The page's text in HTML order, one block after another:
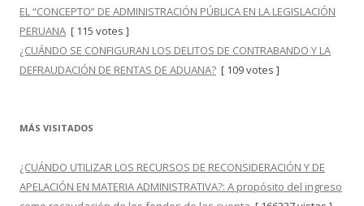
EL “CONCEPTO” DE ADMINISTRACIÓN PÚBLICA EN LA LEGISLACIÓN
PERUANA [ 115 votes ]
¿CUÁNDO SE CONFIGURAN LOS DELITOS DE CONTRABANDO Y LA
DEFRAUDACIÓN DE RENTAS DE ADUANA? [ 109 votes ]
MÁS VISITADOS
¿CUÁNDO UTILIZAR LOS RECURSOS DE RECONSIDERACIÓN Y DE
APELACIÓN EN MATERIA ADMINISTRATIVA?: A propósito del ingreso